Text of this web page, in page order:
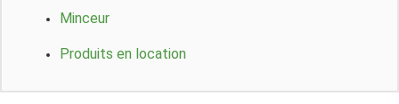
Minceur
Produits en location